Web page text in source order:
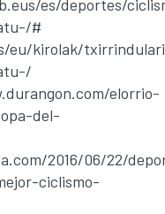
es/deportes/
#
kirolak/
elorrio-
del-
2016/06/22/
ciclismo-